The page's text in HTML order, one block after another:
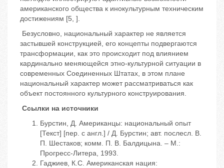
американского общества к инокультурным техническим
достижениям [5, ].
Безусловно, национальный характер не является
застывшей конструкцией, его концепты подвергаются
трансформации, как это происходит под влиянием
кардинально меняющейся этно-культурной ситуации в
современных Соединенных Штатах, в этом плане
национальный характер может рассматриваться как
объект постоянного культурного конструирования.
Ссылки на источники
Бурстин, Д. Американцы: национальный опыт
[Текст] [пер. с англ.] / Д. Бурстин; авт. послесл. В.
П. Шестаков; комм. П. В. Балдицына. – М.:
Прогресс-Литера, 1993.
Гаджиев, К.С. Американская нация: